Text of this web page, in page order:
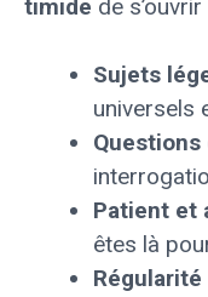
timide de
Sujets
universels
Questions
Patient et
êtes là